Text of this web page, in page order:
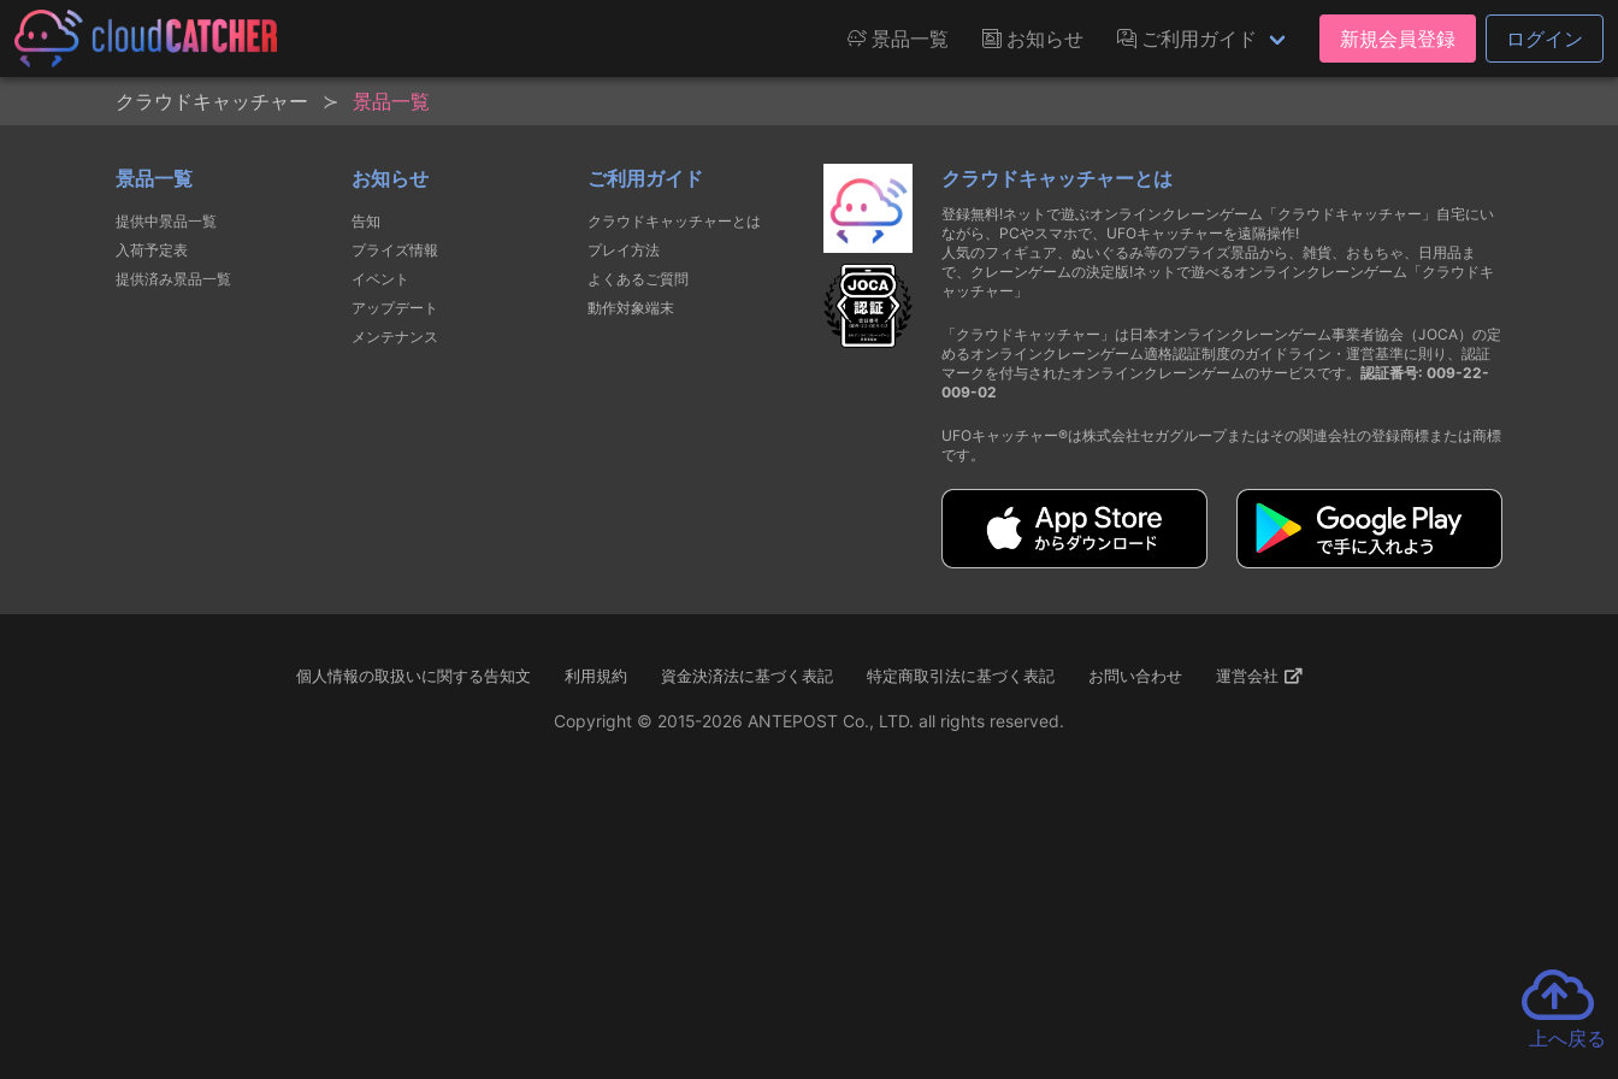
景品一覧 お知らせ ご利用ガイド 新規会員登録 ログイン
クラウドキャッチャー 景品一覧
景品一覧
提供中景品一覧
入荷予定表
提供済み景品一覧
お知らせ
告知
プライズ情報
イベント
アップデート
メンテナンス
ご利用ガイド
クラウドキャッチャーとは
プレイ方法
よくあるご質問
動作対象端末
クラウドキャッチャーとは
登録無料!ネットで遊ぶオンラインクレーンゲーム「クラウドキャッチャー」自宅にい
ながら、PCやスマホで、UFOキャッチャーを遠隔操作!
人気のフィギュア、ぬいぐるみ等のプライズ景品から、雑貨、おもちゃ、日用品ま
で、クレーンゲームの決定版!ネットで遊べるオンラインクレーンゲーム「クラウドキ
ャッチャー」
「クラウドキャッチャー」は日本オンラインクレーンゲーム事業者協会（JOCA）の定
めるオンラインクレーンゲーム適格認証制度のガイドライン・運営基準に則り、認証
マークを付与されたオンラインクレーンゲームのサービスです。 認証番号: 009-22-
009-02
UFOキャッチャー®は株式会社セガグループまたはその関連会社の登録商標または商標
です。
上へ戻る
個人情報の取扱いに関する告知文 利用規約 資金決済法に基づく表記 特定商取引法に基づく表記 お問い合わせ 運営会社
Copyright © 2015-2026 ANTEPOST Co., LTD. all rights reserved.